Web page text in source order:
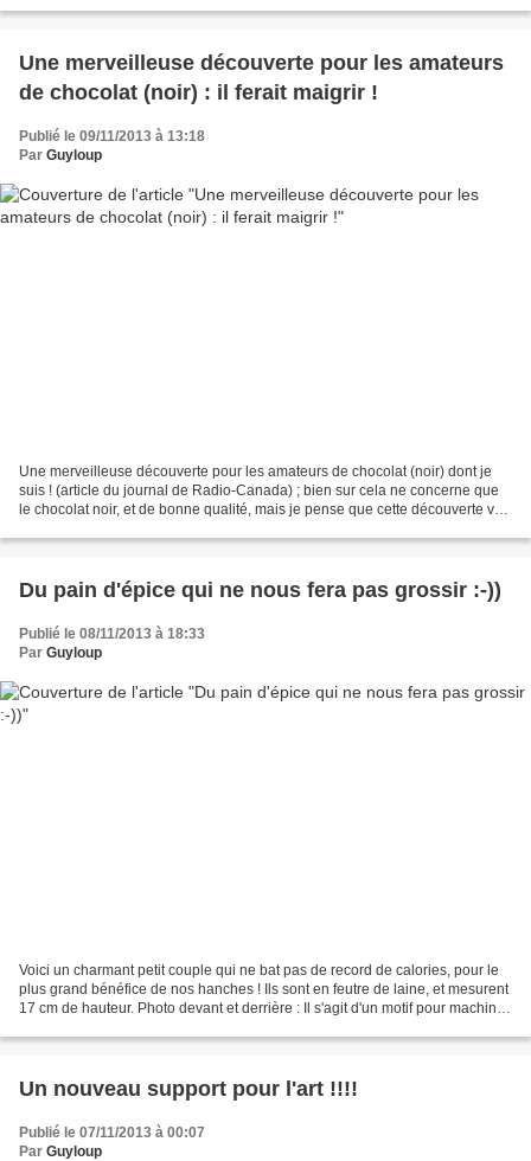
Une merveilleuse découverte pour les amateurs
de chocolat (noir) : il ferait maigrir !
Publié le 09/11/2013 à 13:18
Par Guyloup
Une merveilleuse découverte pour les amateurs de chocolat (noir) dont je
suis ! (article du journal de Radio-Canada) ; bien sur cela ne concerne que
le chocolat noir, et de bonne qualité, mais je pense que cette découverte va
Du pain d'épice qui ne nous fera pas grossir :-))
Publié le 08/11/2013 à 18:33
Par Guyloup
Voici un charmant petit couple qui ne bat pas de record de calories, pour le
plus grand bénéfice de nos hanches ! Ils sont en feutre de laine, et mesurent
17 cm de hauteur. Photo devant et derrière : Il s'agit d'un motif pour machine
Un nouveau support pour l'art !!!!
Publié le 07/11/2013 à 00:07
Par Guyloup